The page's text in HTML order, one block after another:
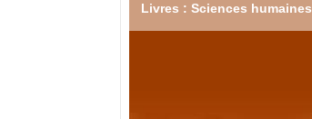
Livres : Sciences humaines